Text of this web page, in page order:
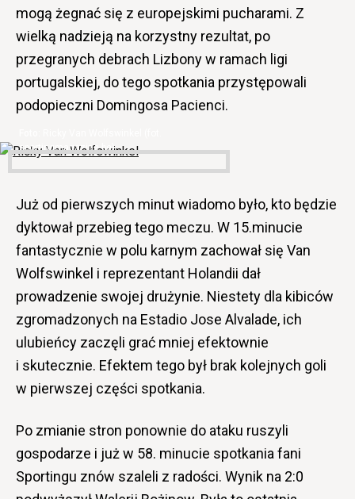
mogą żegnać się z europejskimi pucharami. Z
wielką nadzieją na korzystny rezultat, po
przegranych debrach Lizbony w ramach ligi
portugalskiej, do tego spotkania przystępowali
podopieczni Domingosa Pacienci.
sportingmagazine.be)
Już od pierwszych minut wiadomo było, kto będzie
dyktował przebieg tego meczu. W 15.minucie
fantastycznie w polu karnym zachował się Van
Wolfswinkel i reprezentant Holandii dał
prowadzenie swojej drużynie. Niestety dla kibiców
zgromadzonych na Estadio Jose Alvalade, ich
ulubieńcy zaczęli grać mniej efektownie
i skutecznie. Efektem tego był brak kolejnych goli
w pierwszej części spotkania.
Po zmianie stron ponownie do ataku ruszyli
gospodarze i już w 58. minucie spotkania fani
Sportingu znów szaleli z radości. Wynik na 2:0